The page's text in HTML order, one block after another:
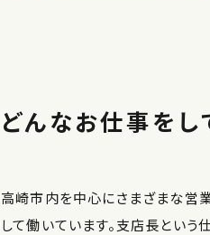
どんなお仕事をし
高崎市内を中心にさまざまな営
して働いています。支店長という